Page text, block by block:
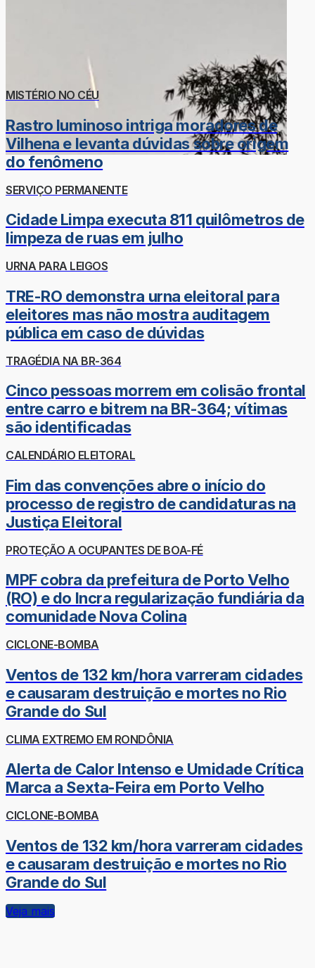
MISTÉRIO NO CÉU
Rastro luminoso intriga moradores de
Vilhena e levanta dúvidas sobre origem
do fenômeno
SERVIÇO PERMANENTE
Cidade Limpa executa 811 quilômetros de
limpeza de ruas em julho
URNA PARA LEIGOS
TRE-RO demonstra urna eleitoral para
eleitores mas não mostra auditagem
pública em caso de dúvidas
TRAGÉDIA NA BR-364
Cinco pessoas morrem em colisão frontal
entre carro e bitrem na BR-364; vítimas
são identificadas
CALENDÁRIO ELEITORAL
Fim das convenções abre o início do
processo de registro de candidaturas na
Justiça Eleitoral
PROTEÇÃO A OCUPANTES DE BOA-FÉ
MPF cobra da prefeitura de Porto Velho
(RO) e do Incra regularização fundiária da
comunidade Nova Colina
CICLONE-BOMBA
Ventos de 132 km/hora varreram cidades
e causaram destruição e mortes no Rio
Grande do Sul
CLIMA EXTREMO EM RONDÔNIA
Alerta de Calor Intenso e Umidade Crítica
Marca a Sexta-Feira em Porto Velho
CICLONE-BOMBA
Ventos de 132 km/hora varreram cidades
e causaram destruição e mortes no Rio
Grande do Sul
Veja mais